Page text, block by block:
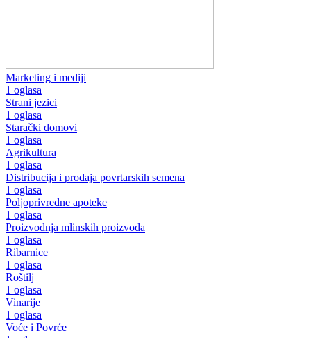
Marketing i mediji
1 oglasa
Strani jezici
1 oglasa
Starački domovi
1 oglasa
Agrikultura
1 oglasa
Distribucija i prodaja povrtarskih semena
1 oglasa
Poljoprivredne apoteke
1 oglasa
Proizvodnja mlinskih proizvoda
1 oglasa
Ribarnice
1 oglasa
Roštilj
1 oglasa
Vinarije
1 oglasa
Voće i Povrće